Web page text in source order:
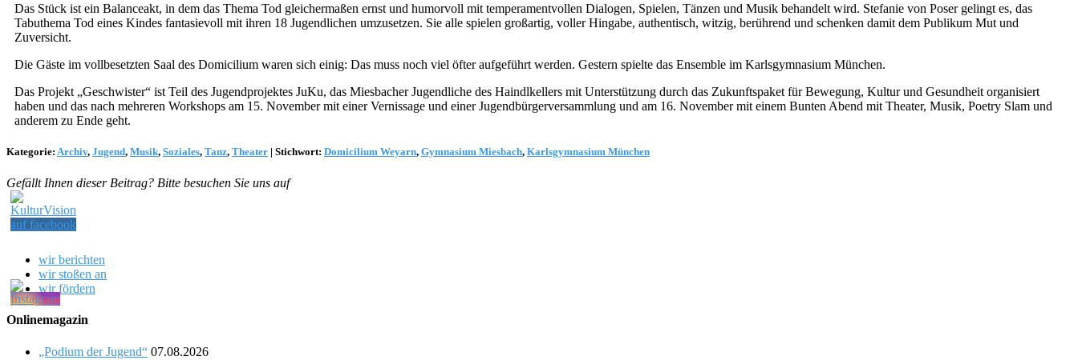
Das Stück ist ein Balanceakt, in dem das Thema Tod gleichermaßen ernst und humorvoll mit temperamentvollen Dialogen, Spielen, Tänzen und Musik behandelt wird. Stefanie von Poser gelingt es, das
Tabuthema Tod eines Kindes fantasievoll mit ihren 18 Jugendlichen umzusetzen. Sie alle spielen großartig, voller Hingabe, authentisch, witzig, berührend und schenken damit dem Publikum Mut und
Zuversicht.
Die Gäste im vollbesetzten Saal des Domicilium waren sich einig: Das muss noch viel öfter aufgeführt werden. Gestern spielte das Ensemble im Karlsgymnasium München.
Das Projekt „Geschwister“ ist Teil des Jugendprojektes JuKu, das Miesbacher Jugendliche des Haindlkellers mit Unterstützung durch das Zukunftspaket für Bewegung, Kultur und Gesundheit organisiert
haben und das nach mehreren Workshops am 15. November mit einer Vernissage und einer Jugendbürgerversammlung und am 16. November mit einem Bunten Abend mit Theater, Musik, Poetry Slam und
anderem zu Ende geht.
Kategorie: Archiv, Jugend, Musik, Soziales, Tanz, Theater | Stichwort: Domicilium Weyarn, Gymnasium Miesbach, Karlsgymnasium München
Gefällt Ihnen dieser Beitrag? Bitte besuchen Sie uns auf
wir berichten
wir stoßen an
wir fördern
Onlinemagazin
„Podium der Jugend“ 07.08.2026